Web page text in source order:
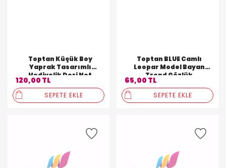
Toptan Küçük Boy
Yaprak Tasarımlı
Hediyelik Deri Not
Defteri
120,00 TL
SEPETE EKLE
Toptan BLUE Camlı
Leopar Model Bayan
Trend Gözlük
65,00 TL
SEPETE EKLE